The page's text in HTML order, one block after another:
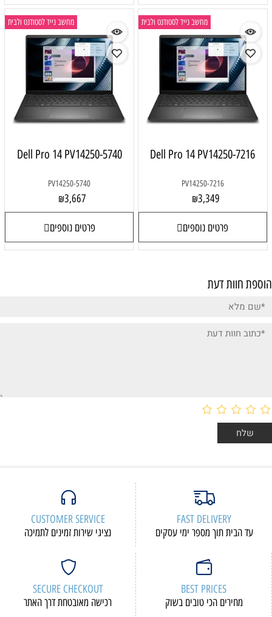
מחשב נייד לסטודנט ולבית
Dell Pro 14 PV14250-7216
PV14250-7216
₪3,349
פרטים נוספים
מחשב נייד לסטודנט ולבית
Dell Pro 14 PV14250-5740
PV14250-5740
₪3,667
פרטים נוספים
הוספת חוות דעת
FAST DELIVERY
עד הבית תוך מספר ימי עסקים
CUSTOMER SERVICE
נציגי שירות זמינים לתמיכה
BEST PRICES
מחירים הכי טובים בשוק
SECURE CHECKOUT
רכישה מאובטחת דרך האתר